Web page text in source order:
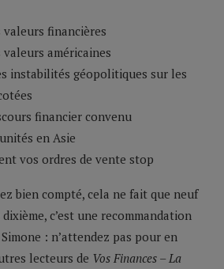
valeurs financières
valeurs américaines
instabilités géopolitiques sur les
financier convenu
en Asie
vos ordres de vente stop
bien compté, cela ne fait que neuf
c’est une recommandation
: n’attendez pas pour en
lecteurs de Vos Finances – La